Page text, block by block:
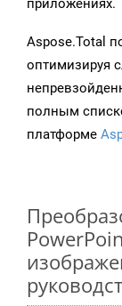
приложениях.
Aspose.Total
оптимизируя
полным
платформе